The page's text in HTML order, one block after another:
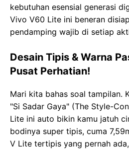
kebutuhan esensial generasi
Vivo V60 Lite ini beneran
pendamping wajib di setiap
Desain Tipis & Warna
Pusat Perhatian!
Mari kita bahas soal tampilan.
"Si Sadar Gaya" (The Style-
Lite ini auto bikin kamu jatuh
bodinya super tipis, cuma
V Lite tertipis yang pernah